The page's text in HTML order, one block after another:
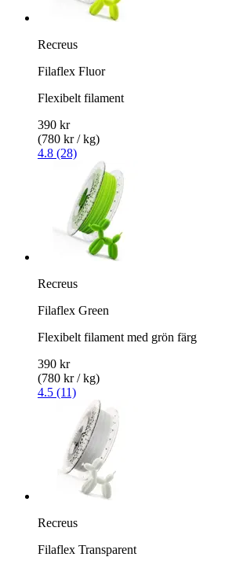
Recreus
Filaflex Fluor
Flexibelt filament
390 kr
(780 kr / kg)
4.8 (28)
Recreus
Filaflex Green
Flexibelt filament med grön färg
390 kr
(780 kr / kg)
4.5 (11)
Recreus
Filaflex Transparent